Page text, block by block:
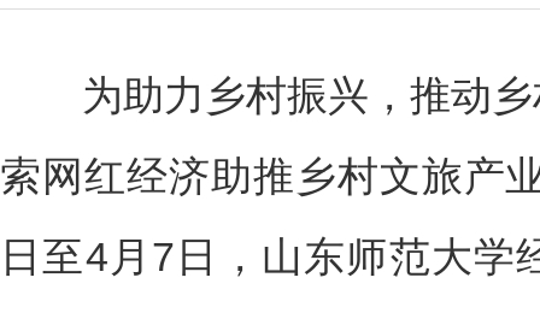
为助力乡村振兴，推动乡
索网红经济助推乡村文旅产
日至4月7日，山东师范大学